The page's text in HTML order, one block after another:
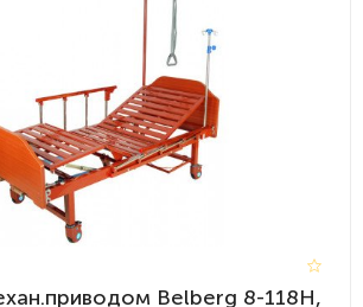
Belberg 8-118H,